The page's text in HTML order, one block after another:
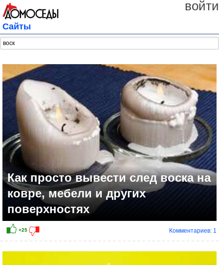
войти
Сайты
Как просто вывести след воска на
ковре, мебели и других
поверхностях
Комментариев: 1